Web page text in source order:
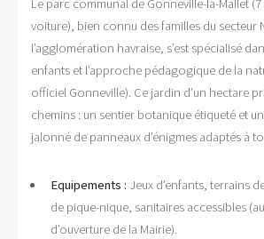
Le parc communal de Gonneville-la-Mallet
voiture), bien connu des familles du secteur
l’agglomération havraise, s’est spécialisé
enfants et l’approche pédagogique de la
officiel Gonneville). Ce jardin d’un hectare
chemins : un sentier botanique étiqueté et
jalonné de panneaux d’énigmes adaptés à
Equipements : Jeux d’enfants, terrains
de pique-nique, sanitaires accessibles
d’ouverture de la Mairie).